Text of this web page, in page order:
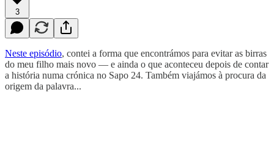
3
Neste episódio, contei a forma que encontrámos para evitar as birras
do meu filho mais novo — e ainda o que aconteceu depois de contar
a história numa crónica no Sapo 24. Também viajámos à procura da
origem da palavra...